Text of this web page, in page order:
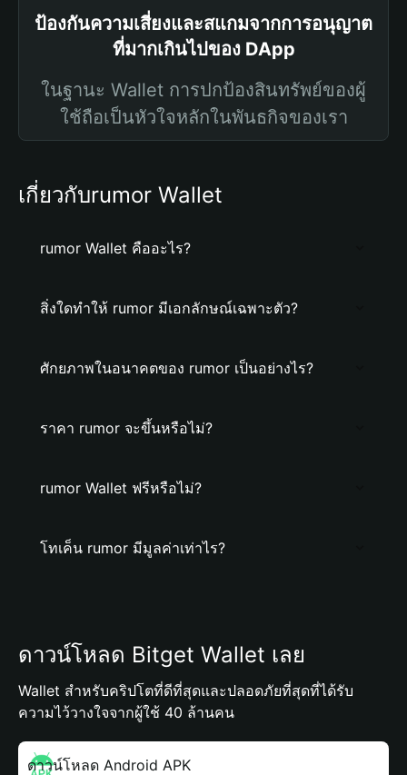
ป้องกันความเสี่ยงและสแกมจากการอนุญาต
ที่มากเกินไปของ DApp
ในฐานะ Wallet การปกป้องสินทรัพย์ของผู้
ใช้ถือเป็นหัวใจหลักในพันธกิจของเรา
เกี่ยวกับrumor Wallet
rumor Wallet คืออะไร?
สิ่งใดทำให้ rumor มีเอกลักษณ์เฉพาะตัว?
ศักยภาพในอนาคตของ rumor เป็นอย่างไร?
ราคา rumor จะขึ้นหรือไม่?
rumor Wallet ฟรีหรือไม่?
โทเค็น rumor มีมูลค่าเท่าไร?
ดาวน์โหลด Bitget Wallet เลย
Wallet สำหรับคริปโตที่ดีที่สุดและปลอดภัยที่สุดที่ได้รับ
ความไว้วางใจจากผู้ใช้ 40 ล้านคน
ดาวน์โหลด Android APK